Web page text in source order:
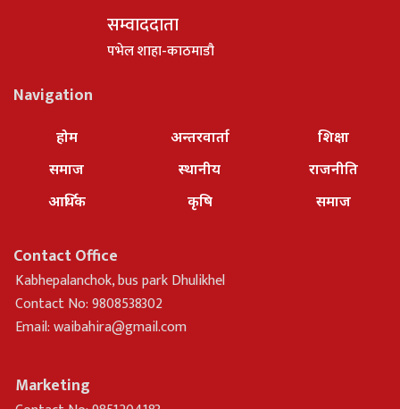
सम्वाददाता
पभेल शाहा-काठमाडौ
Navigation
होम
समाज
आर्थिक
अन्तरवार्ता
स्थानीय
कृषि
शिक्षा
राजनीति
समाज
Contact Office
Kabhepalanchok, bus park Dhulikhel
Contact No: 9808538302
Email:waibahira@gmail.com
Marketing